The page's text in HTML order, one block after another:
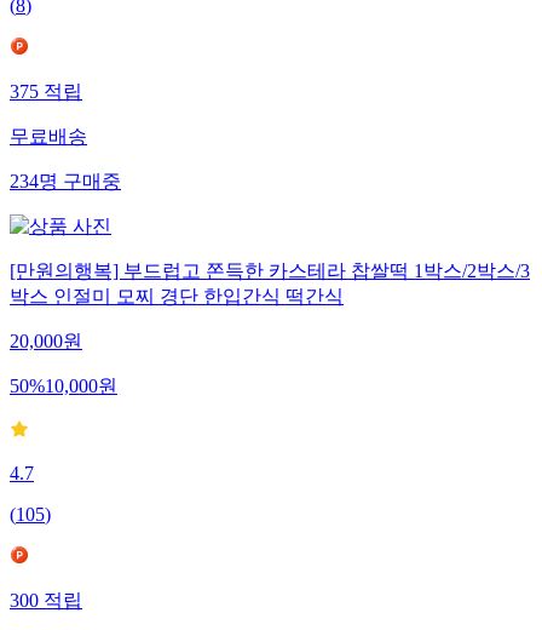
(8)
375적립
무료배송
234명구매중
[만원의행복] 부드럽고 쫀득한 카스테라 찹쌀떡 1박스/2박스/3
박스 인절미 모찌 경단 한입간식 떡간식
20,000원
50%10,000원
4.7
(105)
300적립